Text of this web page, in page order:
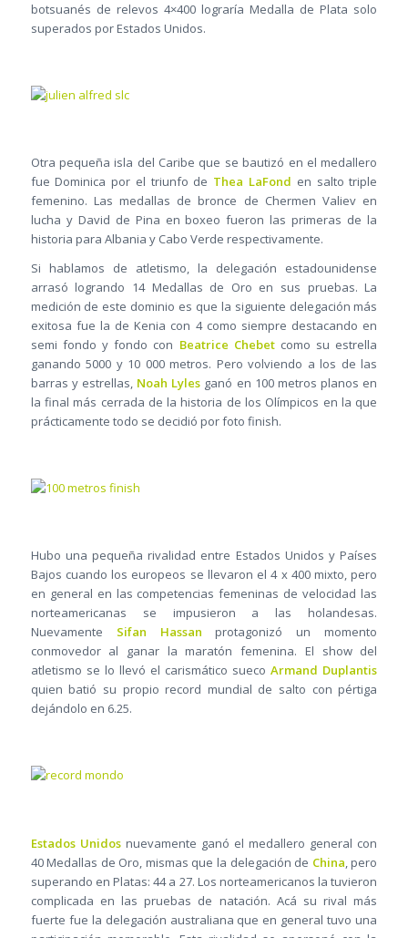
botsuanés de relevos 4×400 lograría Medalla de Plata solo
superados por Estados Unidos.
Otra pequeña isla del Caribe que se bautizó en el medallero
fue Dominica por el triunfo de Thea LaFond en salto triple
femenino. Las medallas de bronce de Chermen Valiev en
lucha y David de Pina en boxeo fueron las primeras de la
historia para Albania y Cabo Verde respectivamente.
Si hablamos de atletismo, la delegación estadounidense
arrasó logrando 14 Medallas de Oro en sus pruebas. La
medición de este dominio es que la siguiente delegación más
exitosa fue la de Kenia con 4 como siempre destacando en
semi fondo y fondo con Beatrice Chebetcomo su estrella
ganando 5000 y 10 000 metros. Pero volviendo a los de las
barras y estrellas,Noah Lyles ganó en 100 metros planos en
la final más cerrada de la historia de los Olímpicos en la que
prácticamente todo se decidió por foto finish.
Hubo una pequeña rivalidad entre Estados Unidos y Países
Bajos cuando los europeos se llevaron el 4 x 400 mixto, pero
en general en las competencias femeninas de velocidad las
norteamericanas se impusieron a las holandesas.
Nuevamente Sifan Hassan protagonizó un momento
conmovedor al ganar la maratón femenina. El show del
atletismo se lo llevó el carismático suecoArmand Duplantis
quien batió su propio record mundial de salto con pértiga
dejándolo en 6.25.
Estados Unidosnuevamente ganó el medallero general con
40 Medallas de Oro, mismas que la delegación de China , pero
superando en Platas: 44 a 27. Los norteamericanos la tuvieron
complicada en las pruebas de natación. Acá su rival más
fuerte fue la delegación australiana que en general tuvo una